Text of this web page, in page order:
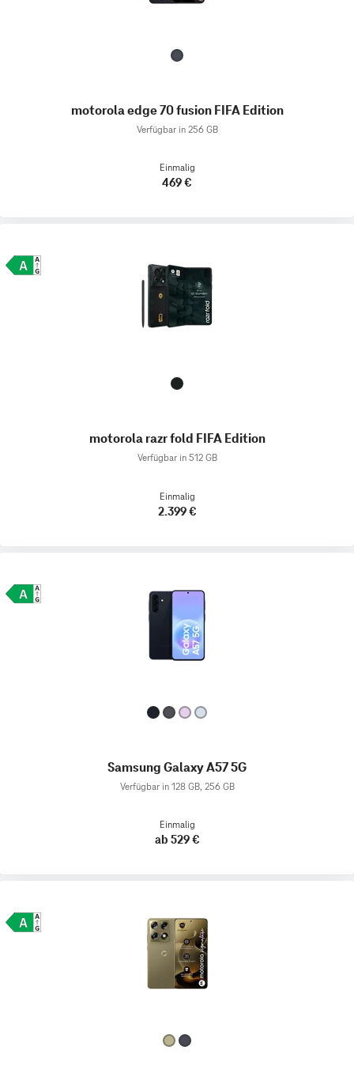
motorola edge 70 fusion FIFA Edition
Verfügbar in 256 GB
Einmalig
469 €
motorola razr fold FIFA Edition
Verfügbar in 512 GB
Einmalig
2.399 €
Samsung Galaxy A57 5G
Verfügbar in 128 GB, 256 GB
Einmalig
ab 529 €